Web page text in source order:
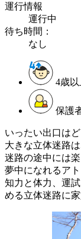
運行情報
運行中
待ち時間：
なし
4歳以
保護
いったい出口は
大きな立体迷路
迷路の途中には
夢中になれるア
知力と体力、運
める立体迷路に